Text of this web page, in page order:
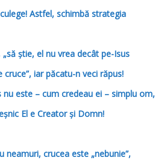
Astfel, schimbă strategia
știe, el nu vrea decât pe-Isus
cruce”, iar păcatu-n veci răpus!
nu este – cum credeau ei – simplu om,
El e Creator și Domn!
neamuri, crucea este „nebunie”,